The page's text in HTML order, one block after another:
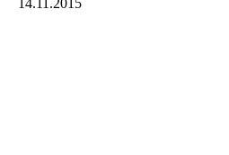
14.11.2015